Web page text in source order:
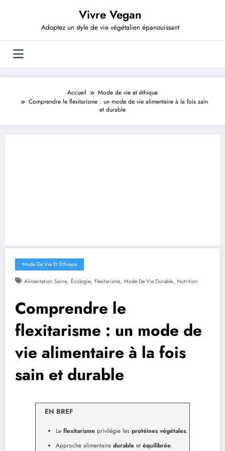
Vivre Vegan
Adoptez un style de vie végétalien épanouissant
Accueil
Mode de vie et éthique
Comprendre le flexitarisme : un mode de vie alimentaire à la fois sain
et durable
Mode De Vie Et Éthique
Alimentation Saine, Écologie, Flexitarisme, Mode De Vie Durable, Nutrition
Comprendre le
flexitarisme : un mode de
vie alimentaire à la fois
sain et durable
EN BREF
Le flexitarisme privilégie les protéines végétales.
Approche alimentaire durable et équilibrée.